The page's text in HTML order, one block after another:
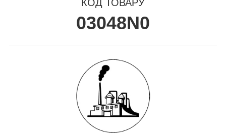
КОД ТОВАРУ
03048N0